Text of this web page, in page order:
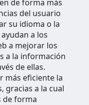
de forma más
del usuario
su idioma o la
a los
a mejorar los
a la información
de ellas.
más eficiente la
gracias a la cual
de forma